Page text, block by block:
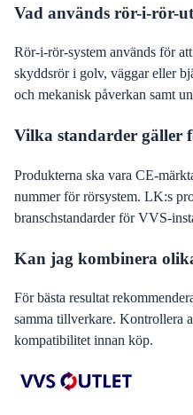
Vad används rör-i-rör-
Rör-i-rör-system används för
skyddsrör i golv, väggar eller
och mekanisk påverkan samt
Vilka standarder gäller
Produkterna ska vara CE-
nummer för rörsystem. LK:s
branschstandarder för VVS-
Kan jag kombinera
För bästa resultat
samma tillverkare. Kontrollera
kompatibilitet innan köp.